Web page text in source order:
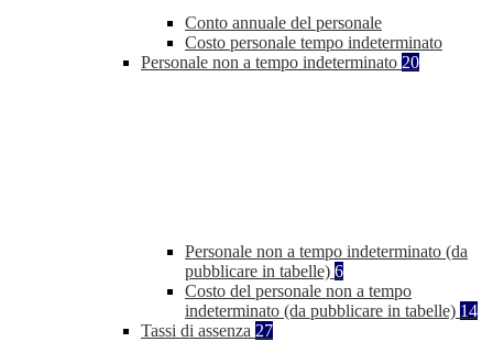
Conto annuale del personale
Costo personale tempo indeterminato
Personale non a tempo indeterminato 20
Personale non a tempo indeterminato (da
pubblicare in tabelle) 6
Costo del personale non a tempo
indeterminato (da pubblicare in tabelle) 14
Tassi di assenza 27